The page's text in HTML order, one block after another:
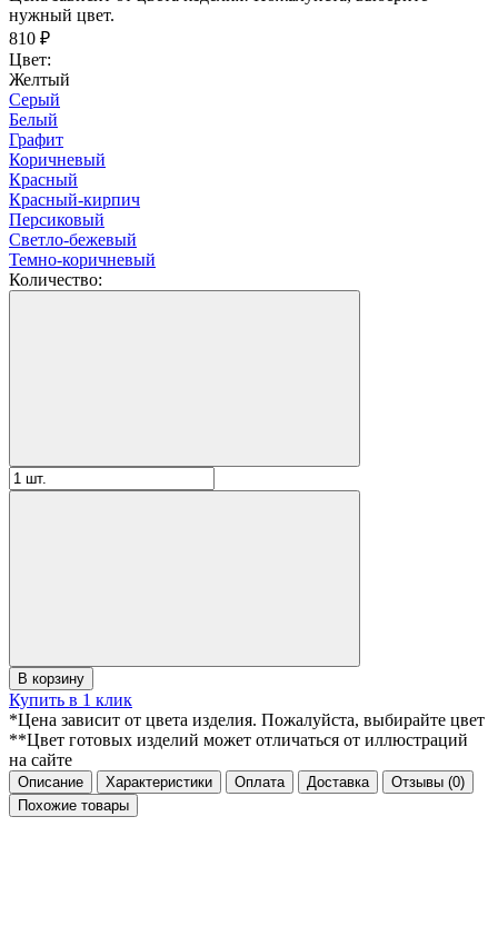
нужный цвет.
810 ₽
Цвет:
Желтый
Серый
Белый
Графит
Коричневый
Красный
Красный-кирпич
Персиковый
Светло-бежевый
Темно-коричневый
Количество:
В корзину
Купить в 1 клик
*Цена зависит от цвета изделия. Пожалуйста, выбирайте цвет
**Цвет готовых изделий может отличаться от иллюстраций
на сайте
Описание Характеристики Оплата Доставка Отзывы (0)
Похожие товары